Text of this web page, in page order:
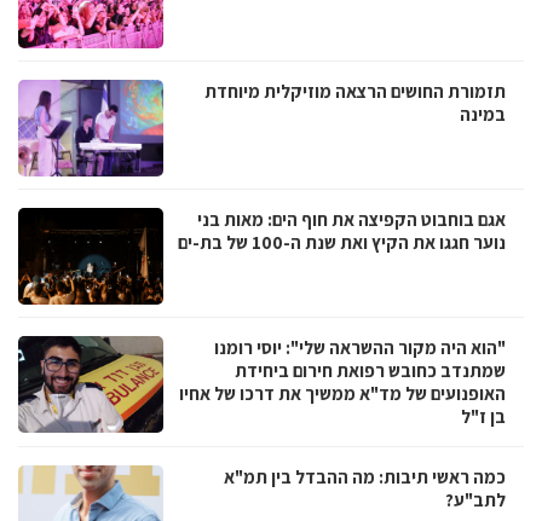
תזמורת החושים הרצאה מוזיקלית מיוחדת
במינה
אגם בוחבוט הקפיצה את חוף הים: מאות בני
נוער חגגו את הקיץ ואת שנת ה-100 של בת-ים
"הוא היה מקור ההשראה שלי": יוסי רומנו
שמתנדב כחובש רפואת חירום ביחידת
האופנועים של מד"א ממשיך את דרכו של אחיו
בן ז"ל
כמה ראשי תיבות: מה ההבדל בין תמ"א
לתב"ע?